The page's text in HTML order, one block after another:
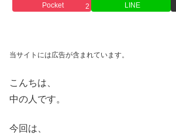
Pocket 2 LINE
当サイトには広告が含まれています。
こんちは、
中の人です。
今回は、